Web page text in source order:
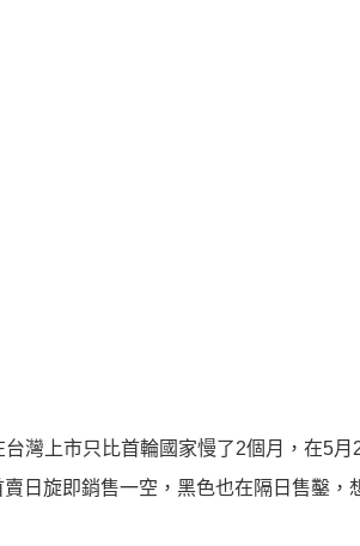
灣上市只比首輪國家慢了2個月，在5月
日旋即銷售一空，黑色也在隔日售鑿，